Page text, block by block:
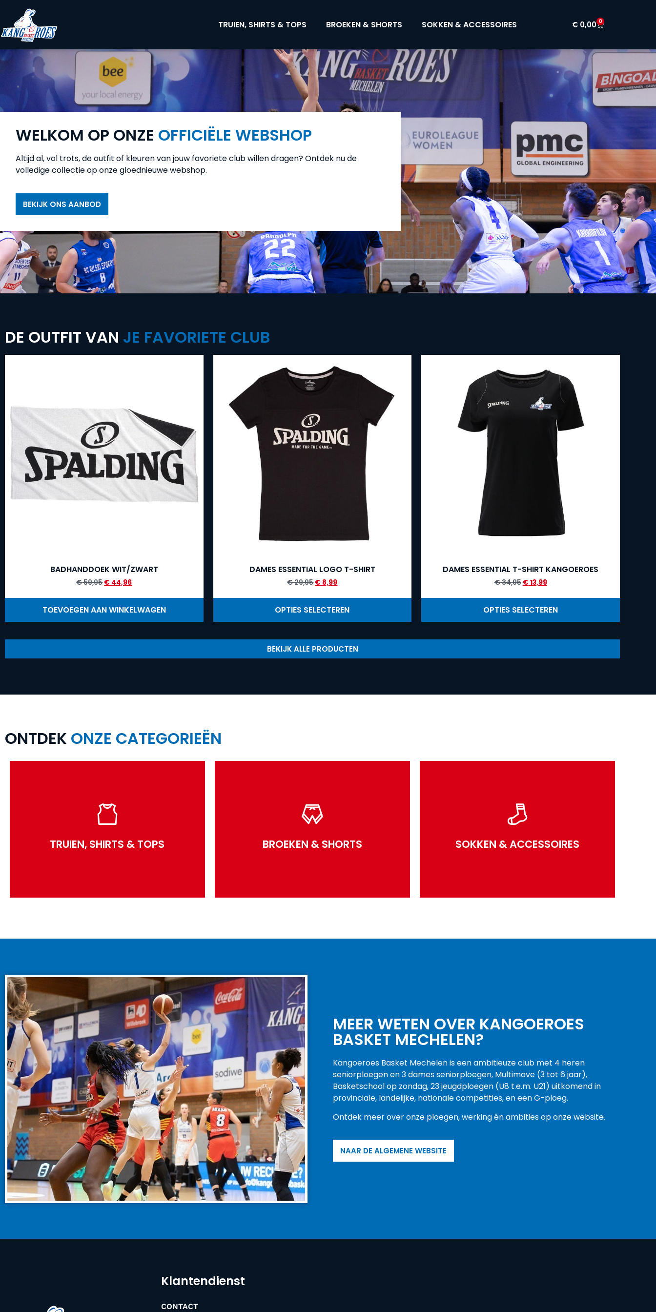
TRUIEN, SHIRTS & TOPS BROEKEN & SHORTS SOKKEN & ACCESSOIRES € 0,00 0
WELKOM OP ONZE OFFICIËLE WEBSHOP
Altijd al, vol trots, de outfit of kleuren van jouw favoriete club willen dragen? Ontdek nu de
volledige collectie op onze gloednieuwe webshop.
BEKIJK ONS AANBOD
DE OUTFIT VAN JE FAVORIETE CLUB
BADHANDDOEK WIT/ZWART
€59,95€ 44,96
TOEVOEGEN AAN WINKELWAGEN
DAMES ESSENTIAL LOGO T-SHIRT
€29,95€ 8,99
OPTIES SELECTEREN
DAMES ESSENTIAL T-SHIRT KANGOEROES
€34,95 €13,99
OPTIES SELECTEREN
BEKIJK ALLE PRODUCTEN
ONTDEK ONZE CATEGORIEËN
TRUIEN, SHIRTS & TOPS
BEKIJK AANBOD
BROEKEN & SHORTS
BEKIJK AANBOD
SOKKEN & ACCESSOIRES
MEER WETEN OVER KANGOEROES
BASKET MECHELEN?
Kangoeroes Basket Mechelen is een ambitieuze club met 4 heren
seniorploegen en 3 dames seniorploegen, Multimove (3 tot 6 jaar),
Basketschool op zondag, 23 jeugdploegen (U8 t.e.m. U21) uitkomend in
provinciale, landelijke, nationale competities, en een G-ploeg.
Ontdek meer over onze ploegen, werking én ambities op onze website.
NAAR DE ALGEMENE WEBSITE
Klantendienst
CONTACT